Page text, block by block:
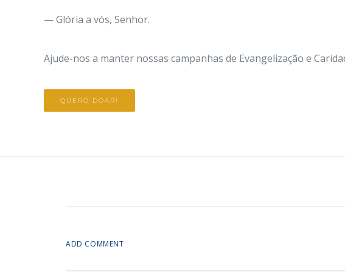
— Glória a vós, Senhor.
Ajude-nos a manter nossas campanhas de Evangelização e
QUERO DOAR!
ADD COMMENT